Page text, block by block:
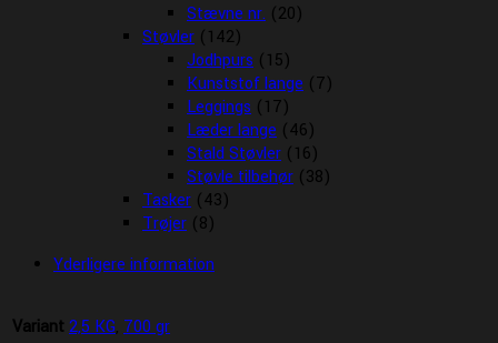
Stævne nr. (20)
Støvler (142)
Jodhpurs (15)
Kunststof lange (7)
Leggings (17)
Læder lange (46)
Stald Støvler (16)
Støvle tilbehør (38)
Tasker (43)
Trøjer (8)
Yderligere information
Variant 2,5 KG, 700 gr